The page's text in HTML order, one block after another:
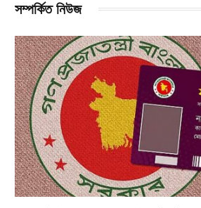
সম্পর্কিত নিউজ